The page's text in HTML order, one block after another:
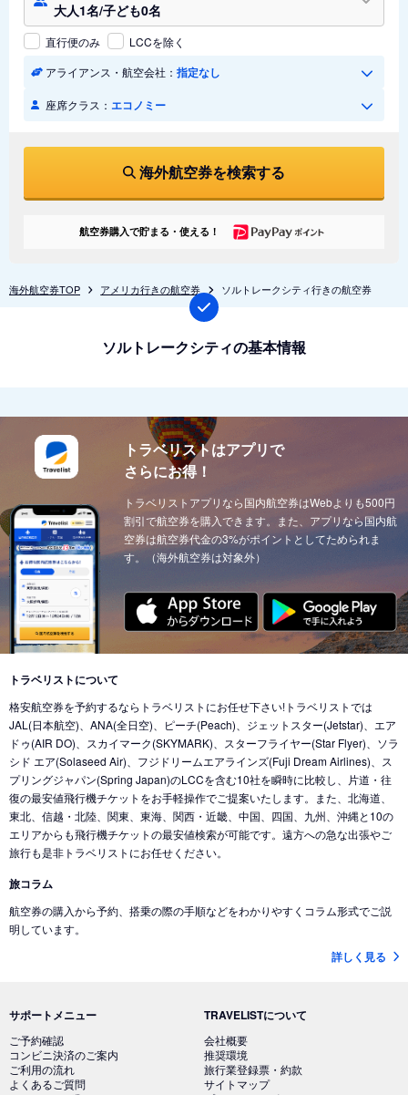
大人1名/子ども0名
直行便のみ
LCCを除く
アライアンス・航空会社： 指定なし
座席クラス： エコノミー
海外航空券を検索する
航空券購入で貯まる・使える！
海外航空券TOP アメリカ行きの航空券 ソルトレークシティ行きの航空券
ソルトレークシティの基本情報
トラベリストはアプリで
さらにお得！
トラベリストアプリなら国内航空券はWebよりも500円
割引で航空券を購入できます。また、アプリなら国内航
空券は航空券代金の3%がポイントとしてためられま
す。（海外航空券は対象外）
トラベリストについて
格安航空券を予約するならトラベリストにお任せ下さい!トラベリストでは
JAL(日本航空)、ANA(全日空)、ピーチ(Peach)、ジェットスター(Jetstar)、エア
ドゥ(AIR DO)、スカイマーク(SKYMARK)、スターフライヤー(Star Flyer)、ソラ
シド エア(Solaseed Air)、フジドリームエアラインズ(Fuji Dream Airlines)、ス
プリングジャパン(Spring Japan)のLCCを含む10社を瞬時に比較し、片道・往
復の最安値飛行機チケットをお手軽操作でご提案いたします。また、北海道、
東北、信越・北陸、関東、東海、関西・近畿、中国、四国、九州、沖縄と10の
エリアからも飛行機チケットの最安値検索が可能です。遠方への急な出張やご
旅行も是非トラベリストにお任せください。
旅コラム
航空券の購入から予約、搭乗の際の手順などをわかりやすくコラム形式でご説
明しています。
詳しく見る
サポートメニュー
ご予約確認
コンビニ決済のご案内
ご利用の流れ
よくあるご質問
TRAVELISTについて
会社概要
推奨環境
旅行業登録票・約款
サイトマップ